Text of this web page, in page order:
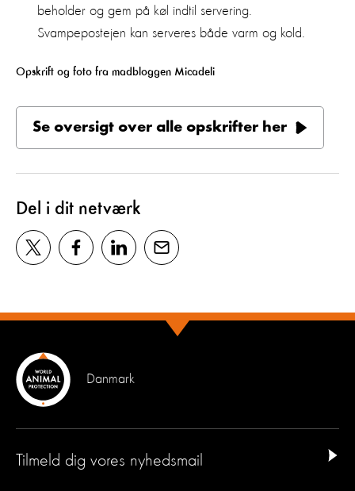
beholder og gem på køl indtil servering.
Svampepostejen kan serveres både varm og kold.
Opskrift og foto fra madbloggen Micadeli
Se oversigt over alle opskrifter her
Del i dit netværk
Danmark
Tilmeld dig vores nyhedsmail